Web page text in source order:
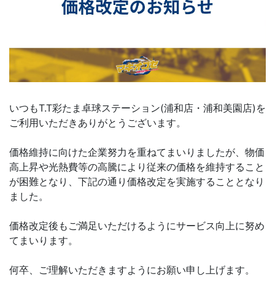
いつもT.T彩たま卓球ステーション(浦和店・浦和美園店)を
ご利用いただきありがとうございます。
価格維持に向けた企業努力を重ねてまいりましたが、物価
高上昇や光熱費等の高騰により従来の価格を維持すること
が困難となり、下記の通り価格改定を実施することとなり
ました。
価格改定後もご満足いただけるようにサービス向上に努め
てまいります。
何卒、ご理解いただきますようにお願い申し上げます。